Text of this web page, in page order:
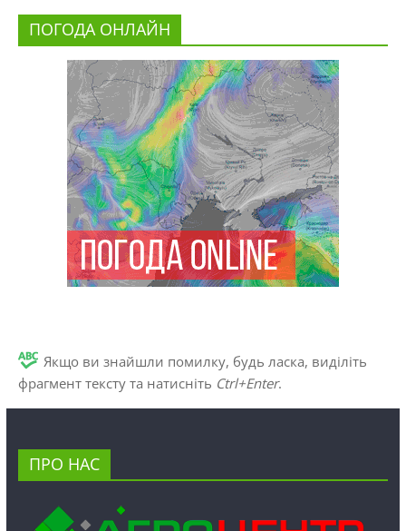
ПОГОДА ОНЛАЙН
Якщо ви знайшли помилку, будь ласка, виділіть
фрагмент тексту та натисніть Ctrl+Enter.
ПРО НАС